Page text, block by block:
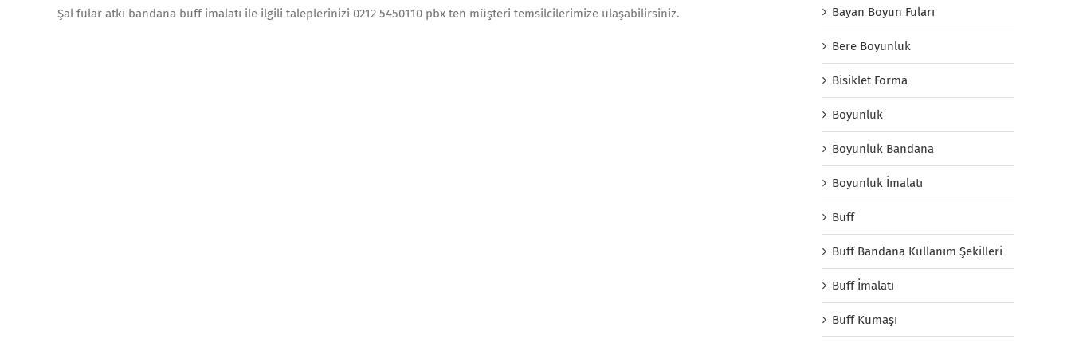
Şal fular atkı bandana buff imalatı ile ilgili taleplerinizi 0212 5450110 pbx ten müşteri temsilcilerimize ulaşabilirsiniz. Bayan Boyun Fuları
Bere Boyunluk
Bisiklet Forma
Boyunluk
Boyunluk Bandana
Boyunluk İmalatı
Buff
Buff Bandana Kullanım Şekilleri
Buff İmalatı
Buff Kumaşı